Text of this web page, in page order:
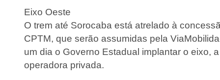
Eixo Oeste
O trem até Sorocaba está atrelado à
CPTM, que serão assumidas pela
um dia o Governo Estadual implantar o eixo,
operadora privada.